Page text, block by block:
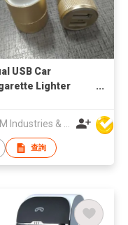
USB Car
Lighter
查詢